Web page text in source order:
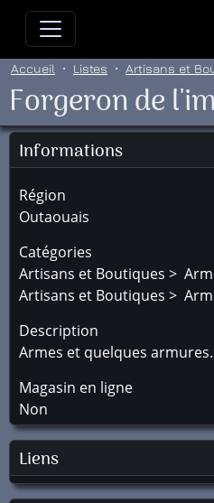
Allez directement au contenu
Accueil Listes Artisans et
Forgeron de
Informations
Région
Outaouais
Catégories
Artisans et Boutiques >
Artisans et Boutiques >
Description
Armes et quelques armures.
Magasin en ligne
Non
Liens